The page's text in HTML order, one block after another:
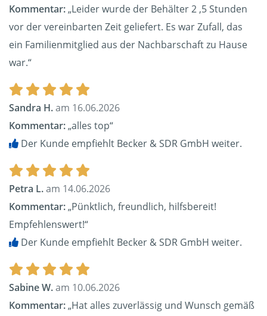
Kommentar:„Leider wurde der Behälter 2 ,5 Stunden
vor der vereinbarten Zeit geliefert. Es war Zufall, das
ein Familienmitglied aus der Nachbarschaft zu Hause
war.“
Sandra H.am 16.06.2026
Kommentar:„alles top“
Der Kunde empfiehlt Becker & SDR GmbH weiter.
Petra L.am 14.06.2026
Kommentar:„Pünktlich, freundlich, hilfsbereit!
Empfehlenswert!“
Der Kunde empfiehlt Becker & SDR GmbH weiter.
Sabine W.am 10.06.2026
Kommentar:„Hat alles zuverlässig und Wunsch gemäß